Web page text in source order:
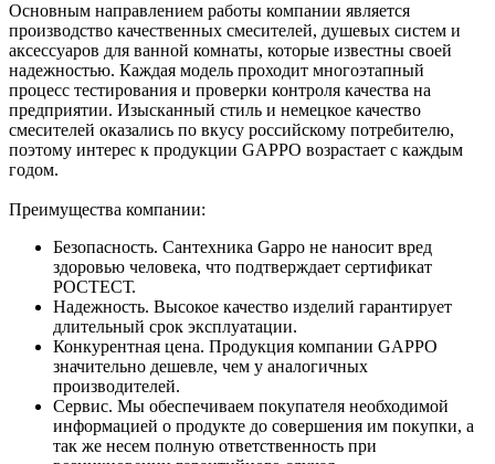
Основным направлением работы компании является
производство качественных смесителей, душевых систем и
аксессуаров для ванной комнаты, которые известны своей
надежностью. Каждая модель проходит многоэтапный
процесс тестирования и проверки контроля качества на
предприятии. Изысканный стиль и немецкое качество
смесителей оказались по вкусу российскому потребителю,
поэтому интерес к продукции GAPPO возрастает с каждым
годом.
Преимущества компании:
Безопасность. Сантехника Gappo не наносит вред
здоровью человека, что подтверждает сертификат
РОСТЕСТ.
Надежность. Высокое качество изделий гарантирует
длительный срок эксплуатации.
Конкурентная цена. Продукция компании GAPPO
значительно дешевле, чем у аналогичных
производителей.
Сервис. Мы обеспечиваем покупателя необходимой
информацией о продукте до совершения им покупки, а
так же несем полную ответственность при